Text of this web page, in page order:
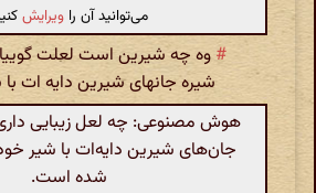
می‌توانید آن را ویرایش
#وه چه شیرین است لعلت
شیره جانهای شیرین دایه ات
هوش مصنوعی: چه لعل زیبایی
شده است.